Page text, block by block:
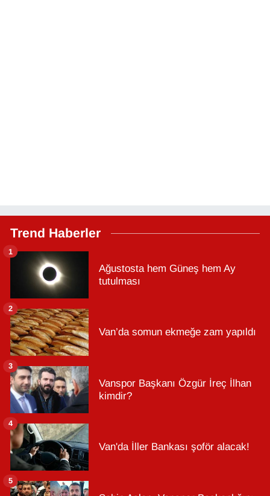
Trend Haberler
Ağustosta hem Güneş hem Ay
tutulması
1
Van’da somun ekmeğe zam yapıldı
2
Vanspor Başkanı Özgür İreç İlhan
kimdir?
3
Van'da İller Bankası şoför alacak!
4
5